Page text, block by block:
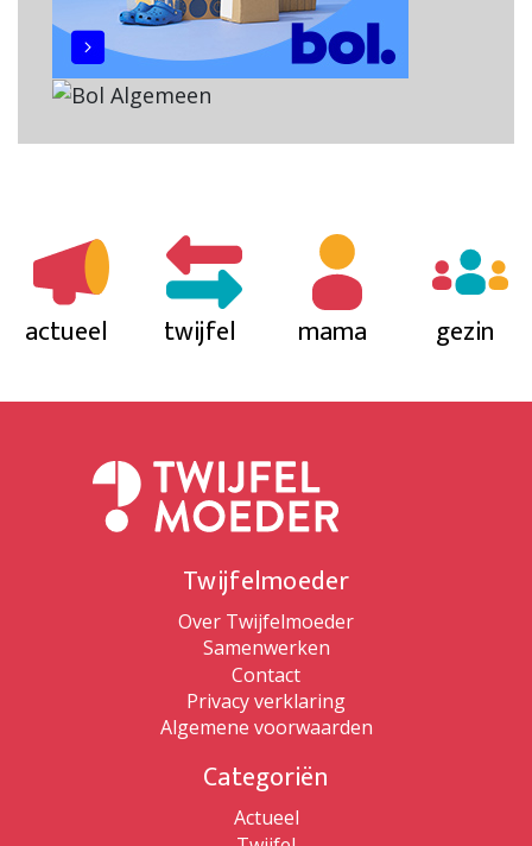
actueel twijfel mama gezin
Twijfelmoeder
Over Twijfelmoeder
Samenwerken
Contact
Privacy verklaring
Algemene voorwaarden
Categoriën
Actueel